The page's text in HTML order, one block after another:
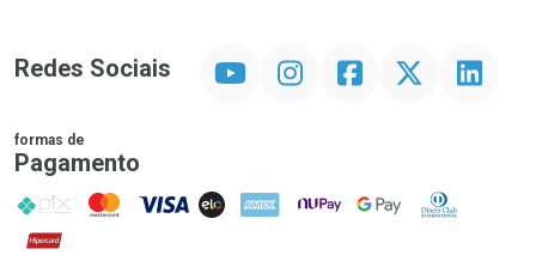
Redes Sociais InstagramFacebookTwitter Linkedin
formas de
Pagamento
PIX MasterCard
VISA ELO AMEX NuPay Google PayDiners Club
Hipercard